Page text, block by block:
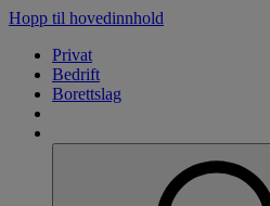
Hopp til hovedinnhold
Privat
Bedrift
Borettslag